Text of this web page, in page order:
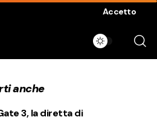
Accetto
anche
3, la diretta di